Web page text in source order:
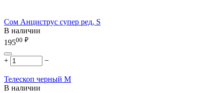
Сом Анциструс супер ред, S
В наличии
19500 ₽
+ −
Телескоп черный М
В наличии